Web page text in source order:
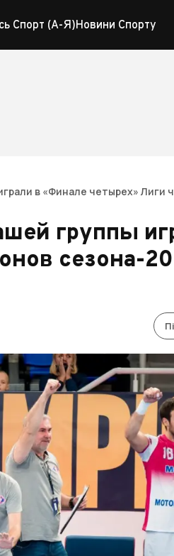
Спорт (А-Я)Новини Спорту
в «Финале четырех»
группы
сезона-